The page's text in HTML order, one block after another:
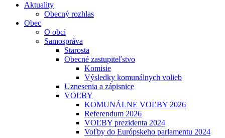
Aktuality
Obecný rozhlas
Obec
O obci
Samospráva
Starosta
Obecné zastupiteľstvo
Komisie
Výsledky komunálnych volieb
Uznesenia a zápisnice
VOĽBY
KOMUNÁLNE VOĽBY 2026
Referendum 2026
VOĽBY prezidenta 2024
Voľby do Európskeho parlamentu 2024